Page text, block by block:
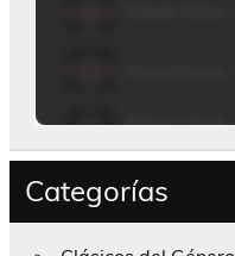
Categorías